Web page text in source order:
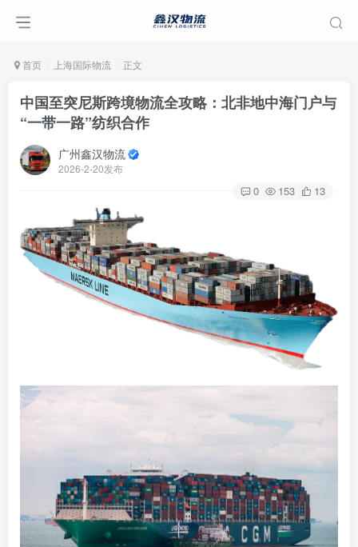
首页 上海国际物流 正文
中国至突尼斯跨境物流全攻略：北非地中海门户与
“一带一路”纺织合作
广州鑫汉物流
2026-2-20发布
0 153 13